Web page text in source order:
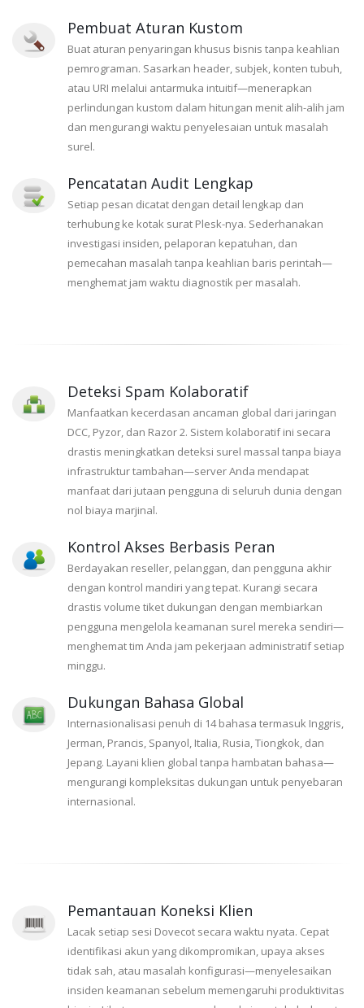
Pembuat Aturan Kustom
Buat aturan penyaringan khusus bisnis tanpa keahlian
pemrograman. Sasarkan header, subjek, konten tubuh,
atau URI melalui antarmuka intuitif—menerapkan
perlindungan kustom dalam hitungan menit alih-alih jam
dan mengurangi waktu penyelesaian untuk masalah
surel.
Pencatatan Audit Lengkap
Setiap pesan dicatat dengan detail lengkap dan
terhubung ke kotak surat Plesk-nya. Sederhanakan
investigasi insiden, pelaporan kepatuhan, dan
pemecahan masalah tanpa keahlian baris perintah—
menghemat jam waktu diagnostik per masalah.
Deteksi Spam Kolaboratif
Manfaatkan kecerdasan ancaman global dari jaringan
DCC, Pyzor, dan Razor 2. Sistem kolaboratif ini secara
drastis meningkatkan deteksi surel massal tanpa biaya
infrastruktur tambahan—server Anda mendapat
manfaat dari jutaan pengguna di seluruh dunia dengan
nol biaya marjinal.
Kontrol Akses Berbasis Peran
Berdayakan reseller, pelanggan, dan pengguna akhir
dengan kontrol mandiri yang tepat. Kurangi secara
drastis volume tiket dukungan dengan membiarkan
pengguna mengelola keamanan surel mereka sendiri—
menghemat tim Anda jam pekerjaan administratif setiap
minggu.
Dukungan Bahasa Global
Internasionalisasi penuh di 14 bahasa termasuk Inggris,
Jerman, Prancis, Spanyol, Italia, Rusia, Tiongkok, dan
Jepang. Layani klien global tanpa hambatan bahasa—
mengurangi kompleksitas dukungan untuk penyebaran
internasional.
Pemantauan Koneksi Klien
Lacak setiap sesi Dovecot secara waktu nyata. Cepat
identifikasi akun yang dikompromikan, upaya akses
tidak sah, atau masalah konfigurasi—menyelesaikan
insiden keamanan sebelum memengaruhi produktivitas